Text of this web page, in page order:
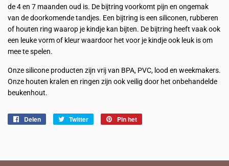
de 4 en 7 maanden oud is. De bijtring voorkomt pijn en ongemak
van de doorkomende tandjes. Een bijtring is een siliconen, rubberen
of houten ring waarop je kindje kan bijten. De bijtring heeft vaak ook
een leuke vorm of kleur waardoor het voor je kindje ook leuk is om
mee te spelen.
Onze silicone producten zijn vrij van BPA, PVC, lood en weekmakers.
Onze houten kralen en ringen zijn ook veilig door het onbehandelde
beukenhout.
Delen
Delen
Twitter
TwitterenPin het